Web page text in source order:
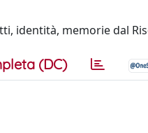
identità, memorie dal
(DC)